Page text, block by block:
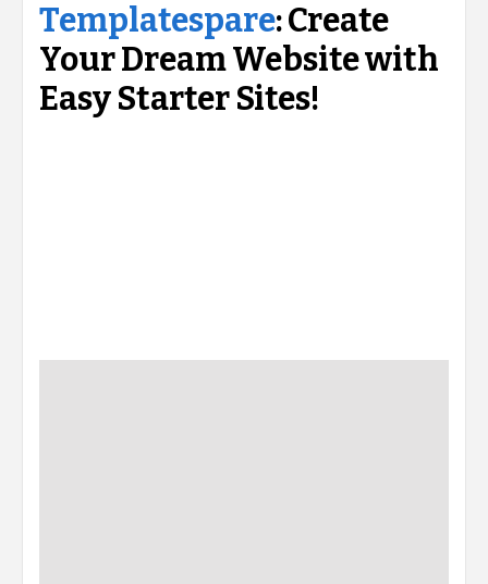
Templatespare: Create
Your Dream Website with
Easy Starter Sites!